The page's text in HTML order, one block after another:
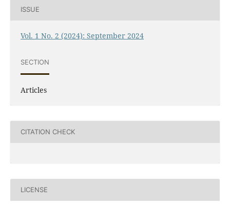
ISSUE
Vol. 1 No. 2 (2024): September 2024
SECTION
Articles
CITATION CHECK
LICENSE